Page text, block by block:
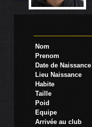
Nom
Prenom
Date de Naissance
Lieu Naissance
Habite
Taille
Poid
Equipe
Arrivée au club